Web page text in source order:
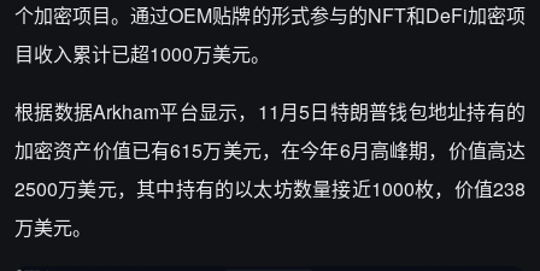
个加密项目。通过OEM贴牌的形式参与的NFT和DeFi加密项
目收入累计已超1000万美元。
根据数据Arkham平台显示，11月5日特朗普钱包地址持有的
加密资产价值已有615万美元，在今年6月高峰期，价值高达
2500万美元，其中持有的以太坊数量接近1000枚，价值238
万美元。